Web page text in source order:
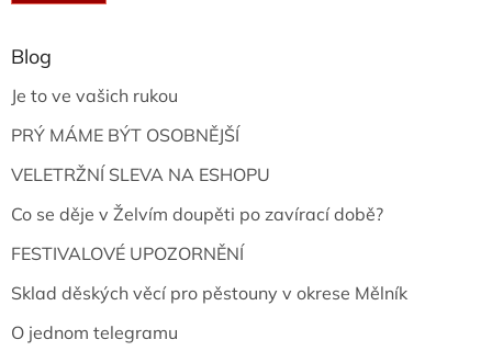
Blog
Je to ve vašich rukou
PRÝ MÁME BÝT OSOBNĚJŠÍ
VELETRŽNÍ SLEVA NA ESHOPU
Co se děje v Želvím doupěti po zavírací době?
FESTIVALOVÉ UPOZORNĚNÍ
Sklad děských věcí pro pěstouny v okrese Mělník
O jednom telegramu